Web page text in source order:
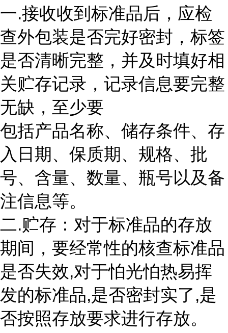
一.接收收到标准品后，应检
查外包装是否完好密封，标签
是否清晰完整，并及时填好相
关贮存记录，记录信息要完整
无缺，至少要
包括产品名称、储存条件、存
入日期、保质期、规格、批
号、含量、数量、瓶号以及备
注信息等。
二.贮存：对于标准品的存放
期间，要经常性的核查标准品
是否失效,对于怕光怕热易挥
发的标准品,是否密封实了,是
否按照存放要求进行存放。